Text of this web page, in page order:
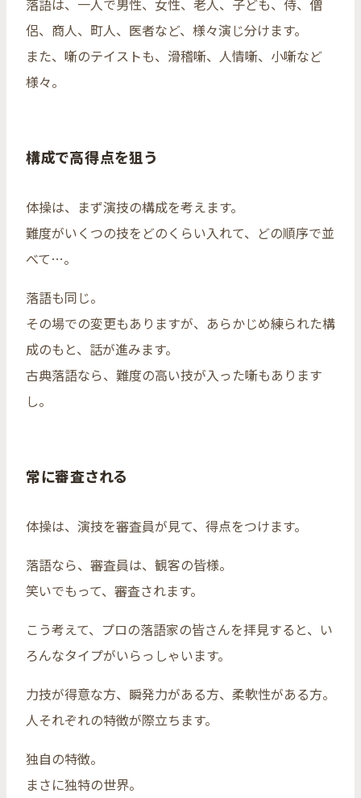
落語は、一人で男性、女性、老人、子ども、侍、僧
侶、商人、町人、医者など、様々演じ分けます。
また、噺のテイストも、滑稽噺、人情噺、小噺など
様々。
構成で高得点を狙う
体操は、まず演技の構成を考えます。
難度がいくつの技をどのくらい入れて、どの順序で並
べて…。
落語も同じ。
その場での変更もありますが、あらかじめ練られた構
成のもと、話が進みます。
古典落語なら、難度の高い技が入った噺もあります
し。
常に審査される
体操は、演技を審査員が見て、得点をつけます。
落語なら、審査員は、観客の皆様。
笑いでもって、審査されます。
こう考えて、プロの落語家の皆さんを拝見すると、い
ろんなタイプがいらっしゃいます。
力技が得意な方、瞬発力がある方、柔軟性がある方。
人それぞれの特徴が際立ちます。
独自の特徴。
まさに独特の世界。